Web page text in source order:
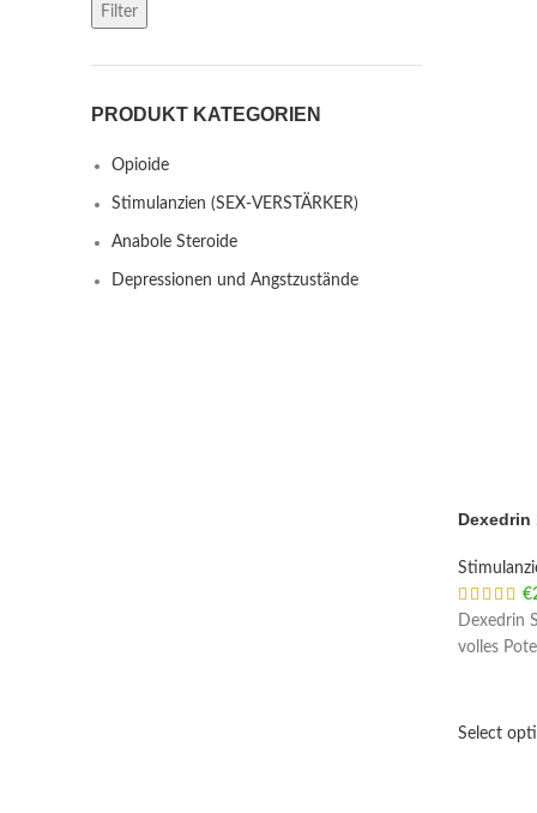
Filter
PRODUKT KATEGORIEN
Opioide
Stimulanzien (SEX-VERSTÄRKER)
Anabole Steroide
Depressionen und Angstzustände
Dexedrin
€
Dexedrin
volles
Select